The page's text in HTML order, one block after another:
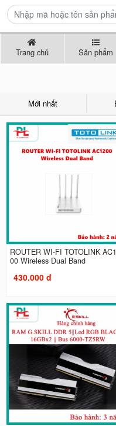
Trang chủ Sản phẩm
Mới nhất
ROUTER WI-FI TOTOLINK
00 Wireless Dual Band
430.000 đ